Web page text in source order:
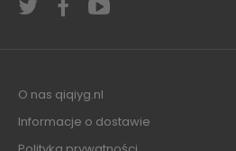
O nas qiqiyg.nl
Informacje o dostawie